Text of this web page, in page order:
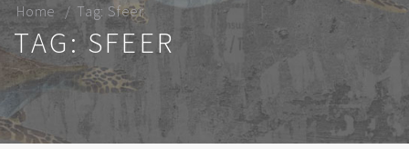
Home Tag: Sfeer
TAG: SFEER